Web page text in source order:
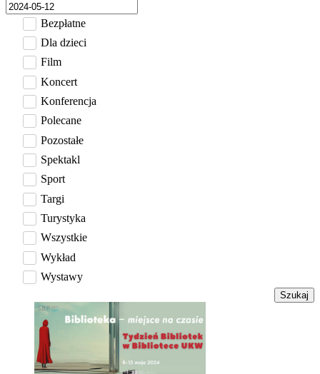
Bezpłatne
Dla dzieci
Film
Koncert
Konferencja
Polecane
Pozostałe
Spektakl
Sport
Targi
Turystyka
Wszystkie
Wykład
Wystawy
Szukaj